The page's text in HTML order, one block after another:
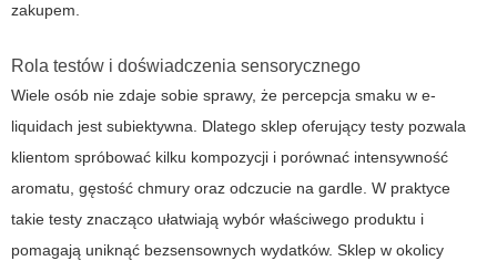
zakupem.
Rola testów i doświadczenia sensorycznego
Wiele osób nie zdaje sobie sprawy, że percepcja smaku w e-
liquidach jest subiektywna. Dlatego sklep oferujący testy pozwala
klientom spróbować kilku kompozycji i porównać intensywność
aromatu, gęstość chmury oraz odczucie na gardle. W praktyce
takie testy znacząco ułatwiają wybór właściwego produktu i
pomagają uniknąć bezsensownych wydatków. Sklep w okolicy